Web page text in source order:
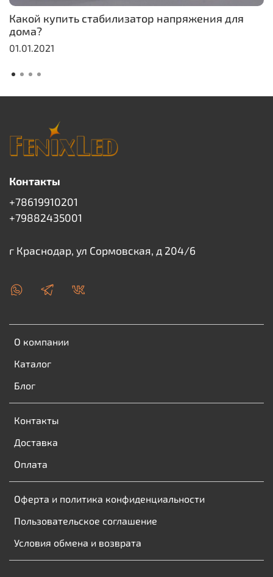
Какой купить стабилизатор напряжения для
дома?
01.01.2021
О компании
Каталог
Блог
Контакты
Доставка
Оплата
Оферта и политика конфиденциальности
Пользовательское соглашение
Условия обмена и возврата
Контакты
+78619910201
+79882435001
г Краснодар, ул Сормовская, д 204/6